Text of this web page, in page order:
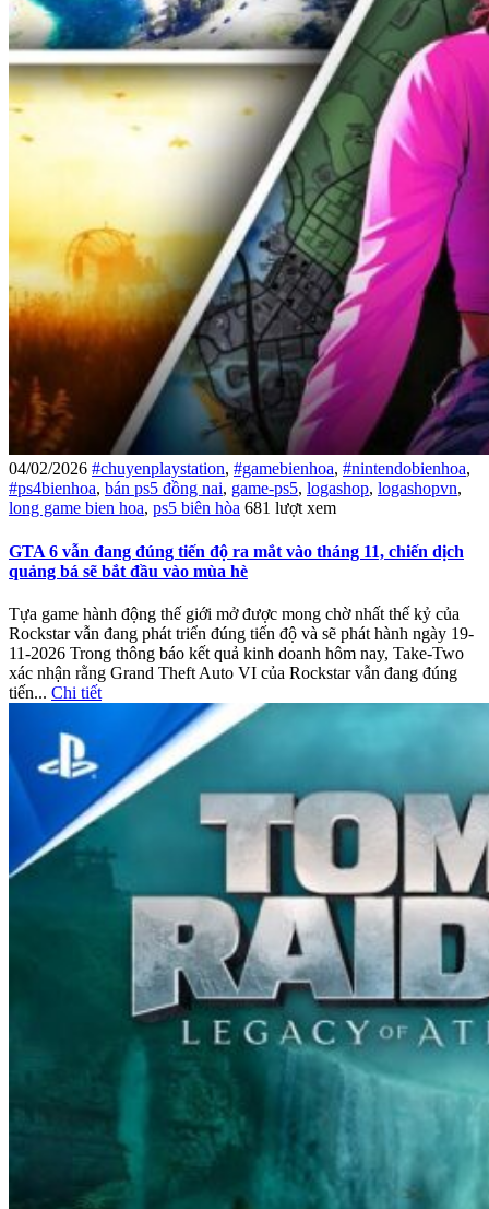
04/02/2026 #chuyenplaystation, #gamebienhoa, #nintendobienhoa,
#ps4bienhoa, bán ps5 đồng nai, game-ps5, logashop, logashopvn,
long game bien hoa, ps5 biên hòa 681 lượt xem
GTA 6 vẫn đang đúng tiến độ ra mắt vào tháng 11, chiến dịch
quảng bá sẽ bắt đầu vào mùa hè
Tựa game hành động thế giới mở được mong chờ nhất thế kỷ của
Rockstar vẫn đang phát triển đúng tiến độ và sẽ phát hành ngày 19-
11-2026 Trong thông báo kết quả kinh doanh hôm nay, Take-Two
xác nhận rằng Grand Theft Auto VI của Rockstar vẫn đang đúng
tiến... Chi tiết